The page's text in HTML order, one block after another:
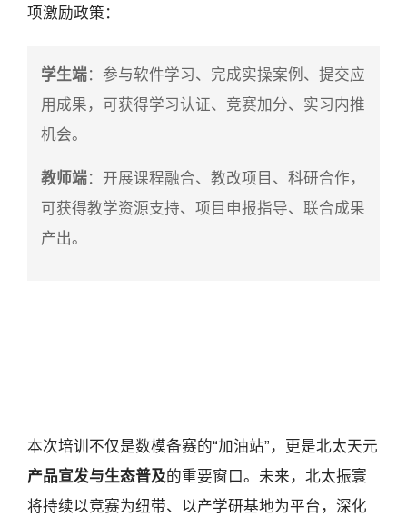
项激励政策：
学生端：参与软件学习、完成实操案例、提交应
用成果，可获得学习认证、竞赛加分、实习内推
机会。
教师端：开展课程融合、教改项目、科研合作，
可获得教学资源支持、项目申报指导、联合成果
产出。
本次培训不仅是数模备赛的“加油站”，更是北太天元
产品宣发与生态普及的重要窗口。未来，北太振寰
将持续以竞赛为纽带、以产学研基地为平台，深化